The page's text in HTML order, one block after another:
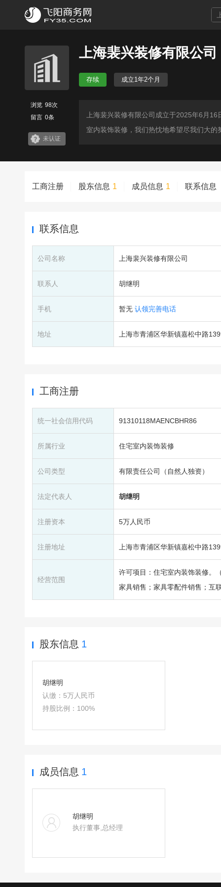
上海裴兴装修有限公司
存续 成立1年2个月
浏览 98次
留言 0条
未认证
上海裴兴装修有限公司成立于2025年6月
室内装饰装修，我们热忱地希望尽我们大
工商注册 股东信息 1 成员信息 1 联系信息
联系信息
公司名称 上海裴兴装修有限公司
联系人 胡继明
手机 暂无 认领完善电话
地址 上海市青浦区华新镇嘉松中路
工商注册
统一社会信用代码 91310118MAENCBHR86
所属行业 住宅室内装饰装修
公司类型 有限责任公司（自然人独资）
法定代表人 胡继明
注册资本 5万人民币
注册地址 上海市青浦区华新镇嘉松中路
经营范围
许可项目：住宅室内装饰装修。
家具销售；家具零配件销售；互
股东信息 1
胡继明
认缴： 5万人民币
持股比例： 100%
成员信息 1
胡继明
执行董事,总经理